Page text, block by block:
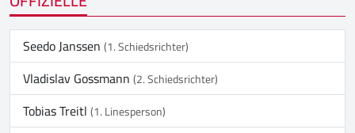
Seedo Janssen(1. Schiedsrichter)
Vladislav Gossmann(2. Schiedsrichter)
Tobias Treitl(1. Linesperson)